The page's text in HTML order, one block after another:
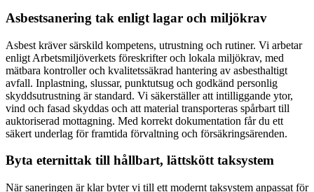
Asbestsanering tak enligt lagar och miljökrav
Asbest kräver särskild kompetens, utrustning och rutiner. Vi arbetar
enligt Arbetsmiljöverkets föreskrifter och lokala miljökrav, med
mätbara kontroller och kvalitetssäkrad hantering av asbesthaltigt
avfall. Inplastning, slussar, punktutsug och godkänd personlig
skyddsutrustning är standard. Vi säkerställer att intilliggande ytor,
vind och fasad skyddas och att material transporteras spårbart till
auktoriserad mottagning. Med korrekt dokumentation får du ett
säkert underlag för framtida förvaltning och försäkringsärenden.
Byta eternittak till hållbart, lättskött taksystem
När saneringen är klar byter vi till ett modernt taksystem anpassat för